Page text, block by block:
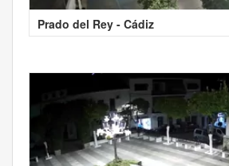
Prado del Rey - Cádiz